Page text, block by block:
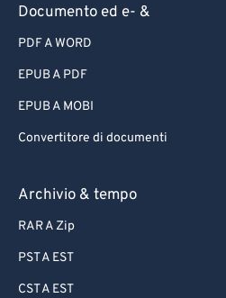
Documento ed e- &
PDF A WORD
EPUB A PDF
EPUB A MOBI
Convertitore di documenti
Archivio & tempo
RAR A Zip
PST A EST
CST A EST